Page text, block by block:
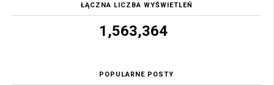
ŁĄCZNA LICZBA WYŚWIETLEŃ
1,563,364
POPULARNE POSTY